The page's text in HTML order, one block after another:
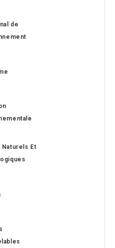
de
Naturels Et